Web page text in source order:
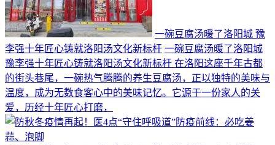
一碗豆腐汤暖了洛阳城 豫
李强十年匠心铸就洛阳汤文化新标杆 一碗豆腐汤暖了洛阳城
豫李强十年匠心铸就洛阳汤文化新标杆 在洛阳这座千年古都
的街头巷尾，一碗热气腾腾的养生豆腐汤，正以独特的美味与
温度，成为无数食客心中的美味记忆。它源于一份家人的关
爱，历经十年匠心打磨，